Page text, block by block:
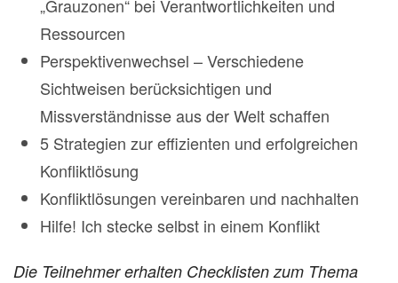
„Grauzonen“ bei Verantwortlichkeiten und
Ressourcen
Perspektivenwechsel – Verschiedene
Sichtweisen berücksichtigen und
Missverständnisse aus der Welt schaffen
5 Strategien zur effizienten und erfolgreichen
Konfliktlösung
Konfliktlösungen vereinbaren und nachhalten
Hilfe! Ich stecke selbst in einem Konflikt
Die Teilnehmer erhalten Checklisten zum Thema